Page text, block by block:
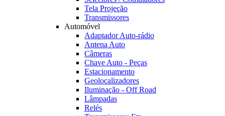
Tela Projeção
Transmissores
Automóvel
Adaptador Auto-rádio
Antena Auto
Câmeras
Chave Auto - Peças
Estacionamento
Geolocalizadores
Iluminação - Off Road
Lâmpadas
Relés